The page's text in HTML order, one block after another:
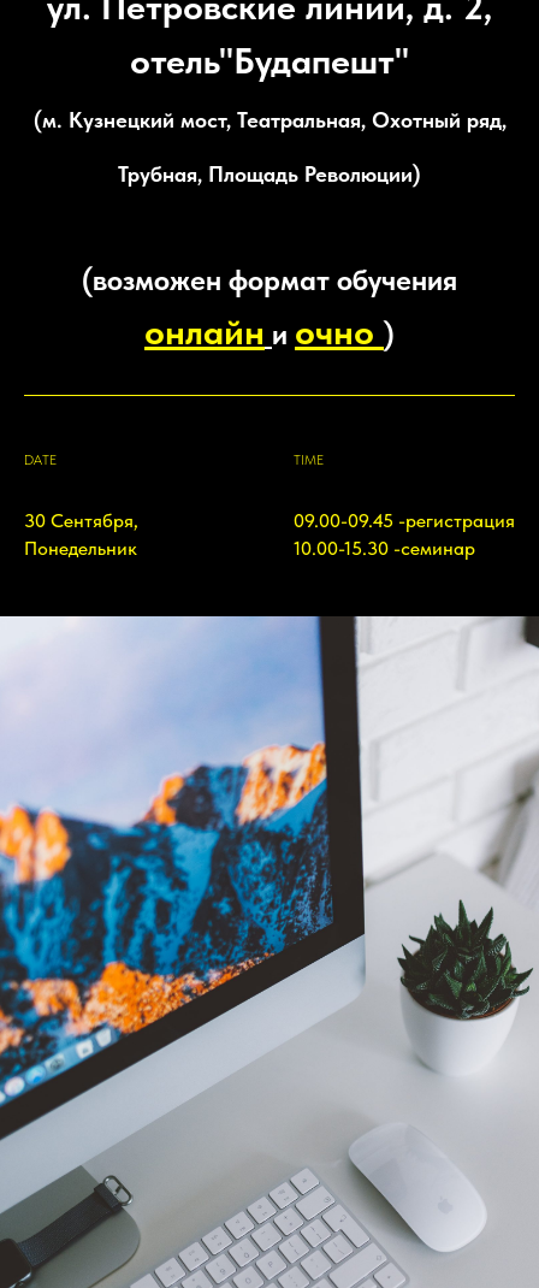
отель"Будапешт"
(м. Кузнецкий мост, Театральная, Охотный ряд,
Трубная, Площадь Революции)
(возможен формат обучения
онлайн и очно)
DATE TIME
30 Сентября,
Понедельник
09.00-09.45 -регистрация
10.00-15.30 -семинар